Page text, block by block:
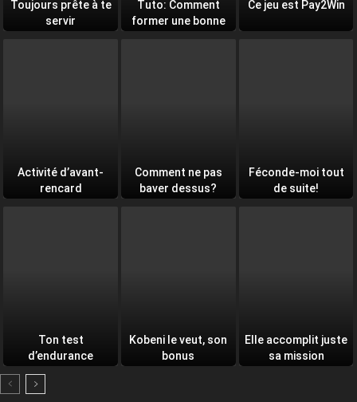
Toujours prête à te
servir
Tuto: Comment
former une bonne
Ce jeu est Pay2Win
Activité d’avant-
rencard
Comment ne pas
baver dessus?
Féconde-moi tout
de suite!
Ton test
d’endurance
quotidien
Kobeni le veut, son
bonus
Elle accomplit juste
sa mission